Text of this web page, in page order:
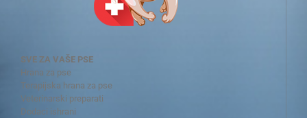
SVE ZA VAŠE PSE
Hrana za pse
Terapijska hrana za pse
Veterinarski preparati
Dodaci ishrani